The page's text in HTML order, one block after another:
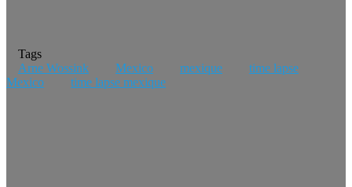
Tags
Arne Wossink
Mexico mexique
time lapse
Mexico
time lapse mexique